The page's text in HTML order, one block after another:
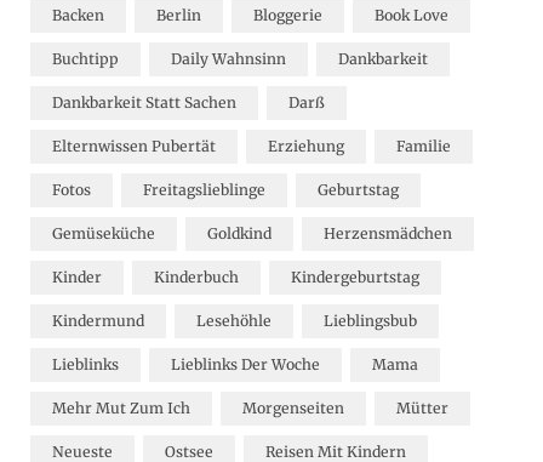
Backen Berlin Bloggerie Book Love
Buchtipp Daily Wahnsinn Dankbarkeit
Dankbarkeit Statt Sachen Darß
Elternwissen Pubertät Erziehung Familie
Fotos Freitagslieblinge Geburtstag
Gemüseküche Goldkind Herzensmädchen
Kinder Kinderbuch Kindergeburtstag
Kindermund Lesehöhle Lieblingsbub
Lieblinks Lieblinks Der Woche Mama
Mehr Mut Zum Ich Morgenseiten Mütter
Neueste Ostsee Reisen Mit Kindern